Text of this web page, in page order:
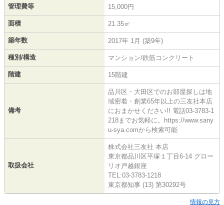
管理費等 15,000円
面積 21.35㎡
築年数 2017年 1月 (築9年)
種別/構造 マンション/鉄筋コンクリート
階建 15階建
備考
品川区・大田区でのお部屋探しは地
域密着・創業65年以上の三友社本店
におまかせください!! 電話03-3783-1
218までお気軽に。https://www.sany
u-sya.comから検索可能
取扱会社
株式会社三友社 本店
東京都品川区平塚１丁目6-14 グロー
リオ戸越銀座
TEL:03-3783-1218
東京都知事 (13) 第30292号
情報の見方